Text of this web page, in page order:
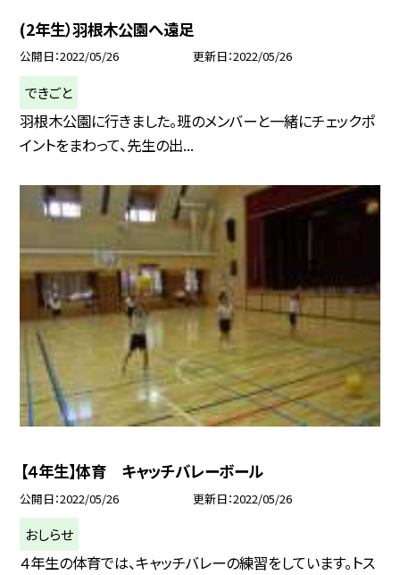
(2年生）羽根木公園へ遠足
公開日 2022/05/26 更新日 2022/05/26
できごと
羽根木公園に行きました。班のメンバーと一緒にチェックポ
イントをまわって、先生の出...
【４年生】体育 キャッチバレーボール
公開日 2022/05/26 更新日 2022/05/26
おしらせ
４年生の体育では、キャッチバレーの練習をしています。トス